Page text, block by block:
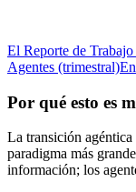
El Reporte de
Agentes (trimestral)
Por qué esto es
La transición
paradigma más
información; los